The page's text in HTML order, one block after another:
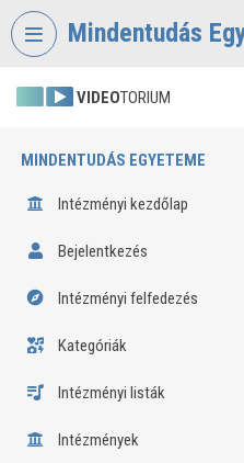
Fejléc kihagyása
Mindentudás
VIDEOTORIUM
MINDENTUDÁS EGYETEME
Intézményi kezdőlap
Bejelentkezés
Intézményi felfedezés
Kategóriák
Intézményi listák
Intézmények